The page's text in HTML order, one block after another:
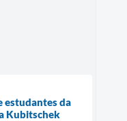
estudantes da
Kubitschek